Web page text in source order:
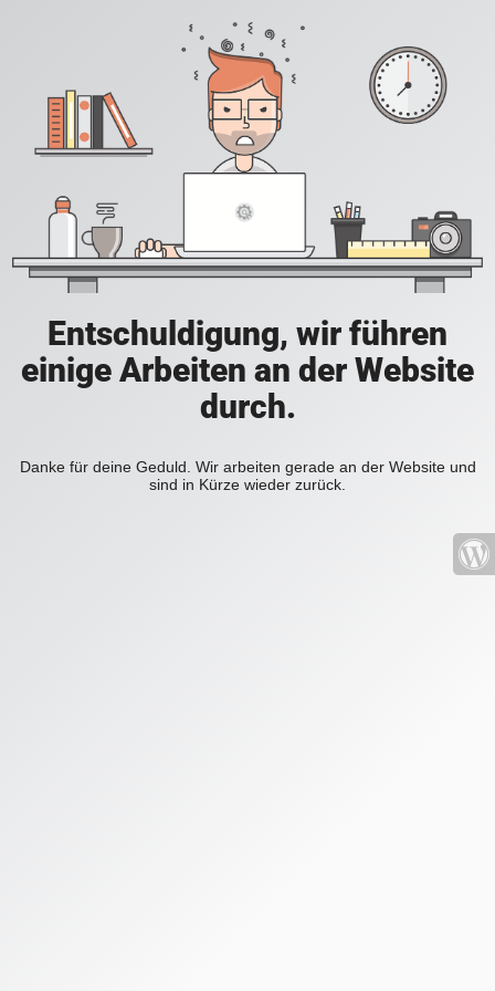
Entschuldigung, wir führen
einige Arbeiten an der Website
durch.
Danke für deine Geduld. Wir arbeiten gerade an der Website und
sind in Kürze wieder zurück.